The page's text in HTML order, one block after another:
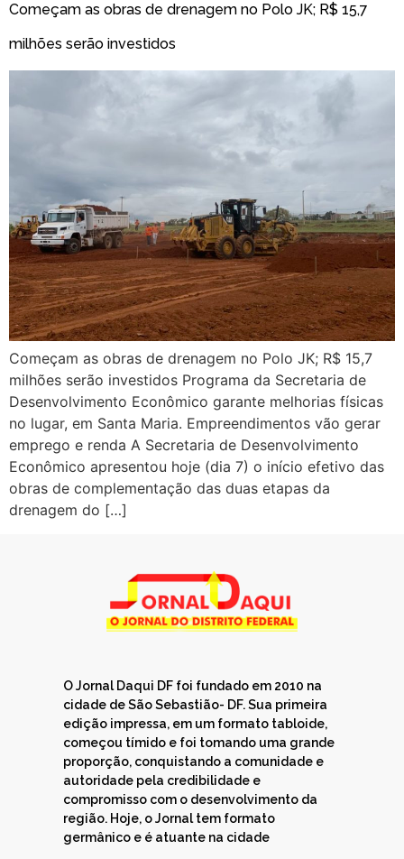
Começam as obras de drenagem no Polo JK; R$ 15,7
milhões serão investidos
Começam as obras de drenagem no Polo JK; R$ 15,7
milhões serão investidos Programa da Secretaria de
Desenvolvimento Econômico garante melhorias físicas
no lugar, em Santa Maria. Empreendimentos vão gerar
emprego e renda A Secretaria de Desenvolvimento
Econômico apresentou hoje (dia 7) o início efetivo das
obras de complementação das duas etapas da
drenagem do […]
O Jornal Daqui DF foi fundado em 2010 na
cidade de São Sebastião- DF. Sua primeira
edição impressa, em um formato tabloide,
começou tímido e foi tomando uma grande
proporção, conquistando a comunidade e
autoridade pela credibilidade e
compromisso com o desenvolvimento da
região. Hoje, o Jornal tem formato
germânico e é atuante na cidade